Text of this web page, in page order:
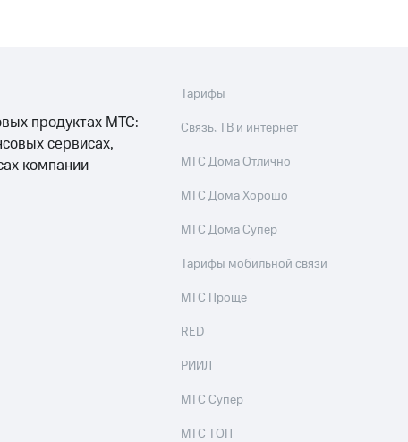
продуктах МТС:
сервисах,
компании
Тарифы
Связь, ТВ и интернет
МТС Дома Отлично
МТС Дома Хорошо
МТС Дома Супер
Тарифы мобильной связи
МТС Проще
RED
РИИЛ
МТС Супер
МТС ТОП